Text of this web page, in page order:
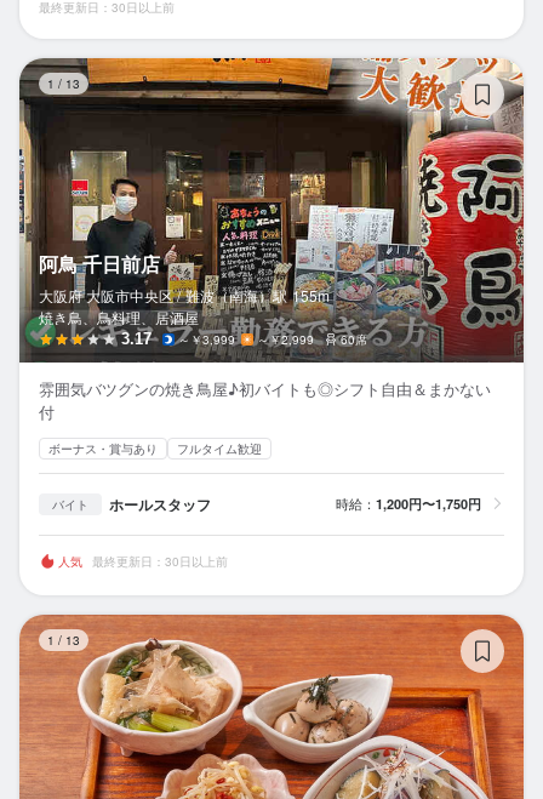
最終更新日：30日以上前
1 / 13
阿鳥 千日前店
大阪府 大阪市中央区 / 難波（南海）駅 155m
焼き鳥、鳥料理、居酒屋
3.17 ～￥3,999 ～￥2,999 60席
雰囲気バツグンの焼き鳥屋♪初バイトも◎シフト自由＆まかない
付
ボーナス・賞与あり フルタイム歓迎
バイト ホールスタッフ 時給： 1,200円〜1,750円
人気 最終更新日：30日以上前
1 / 13